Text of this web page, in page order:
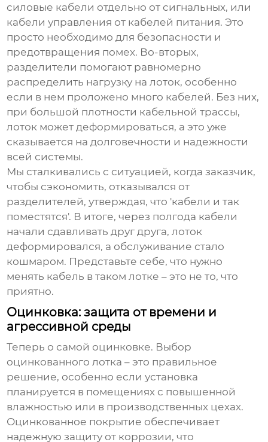
силовые кабели отдельно от сигнальных, или
кабели управления от кабелей питания. Это
просто необходимо для безопасности и
предотвращения помех. Во-вторых,
разделители помогают равномерно
распределить нагрузку на лоток, особенно
если в нем проложено много кабелей. Без них,
при большой плотности кабельной трассы,
лоток может деформироваться, а это уже
сказывается на долговечности и надежности
всей системы.
Мы сталкивались с ситуацией, когда заказчик,
чтобы сэкономить, отказывался от
разделителей, утверждая, что 'кабели и так
поместятся'. В итоге, через полгода кабели
начали сдавливать друг друга, лоток
деформировался, а обслуживание стало
кошмаром. Представьте себе, что нужно
менять кабель в таком лотке – это не то, что
приятно.
Оцинковка: защита от времени и
агрессивной среды
Теперь о самой оцинковке. Выбор
оцинкованного лотка – это правильное
решение, особенно если установка
планируется в помещениях с повышенной
влажностью или в производственных цехах.
Оцинкованное покрытие обеспечивает
надежную защиту от коррозии, что